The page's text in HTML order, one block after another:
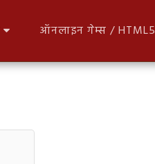
ऑनलाइन गेम्स / HTML5